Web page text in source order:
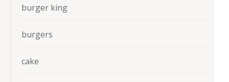
burger king
burgers
cake